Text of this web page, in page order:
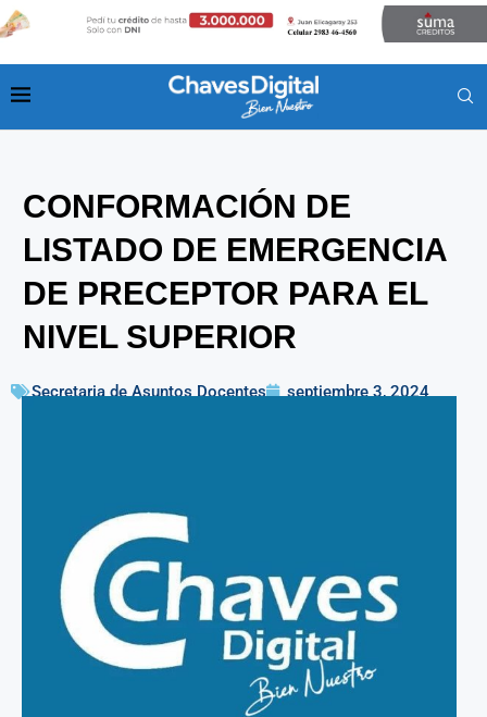
CONFORMACIÓN DE
LISTADO DE EMERGENCIA
DE PRECEPTOR PARA EL
NIVEL SUPERIOR
Secretaria de Asuntos Docentes septiembre 3, 2024